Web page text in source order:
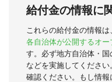
給付金の情報に
これらの給付金の情報
各自治体が公開するオー
す。必ず地方自治体・
などを実施してください
確認ください。もし情報